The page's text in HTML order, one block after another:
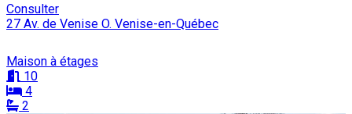
Consulter
27 Av. de Venise O. Venise-en-Québec
Maison à étages
10
4
2